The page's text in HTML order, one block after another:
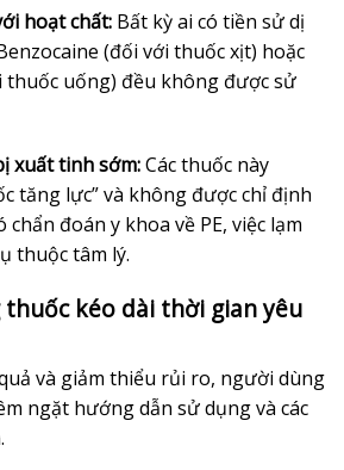
hoạt chất: Bất kỳ ai có tiền sử dị
(đối với thuốc xịt) hoặc
thuốc uống) đều không được sử
xuất tinh sớm:Các thuốc này
tăng lực” và không được chỉ định
đoán y khoa về PE, việc lạm
thuộc tâm lý.
thuốc kéo dài thời gian yêu
và giảm thiểu rủi ro, người dùng
ngặt hướng dẫn sử dụng và các